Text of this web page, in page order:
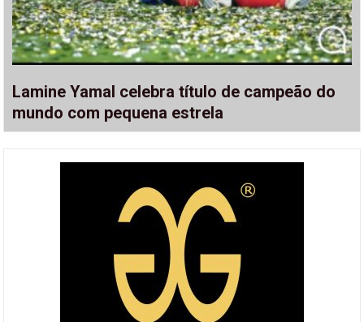
Lamine Yamal celebra título de campeão do
mundo com pequena estrela